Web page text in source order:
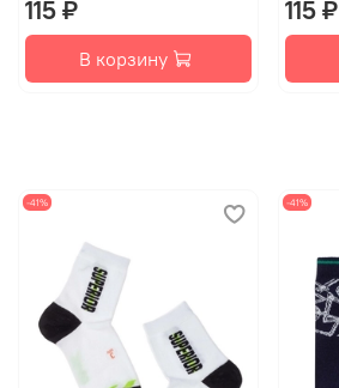
115 ₽
В корзину
115 ₽
-41% -41%